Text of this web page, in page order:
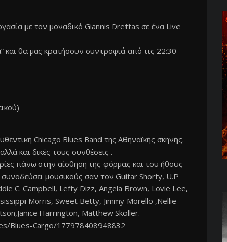
με τον μοναδικό Giannis Drettas σε ένα Live
και θα μας κρατήσουν συντροφιά από τις 22:30
Chicago Blues Band της Αθηναϊκής σκηνής.
και δικές τους συνθέσεις .
πάνω στην αίσθηση της φόρμας και του ήθους
μουσικούς σαν τον Guitar Shorty, U.P
C. Campbell, Lefty Dizz, Angela Brown, Lovie Lee,
Morris, Sweet Betty, Jimmy Morello ,Nellie
Harrington, Matthew Skoller.
Blues-Cargo/177978408948832